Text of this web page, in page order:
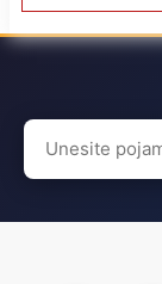
Search
for: